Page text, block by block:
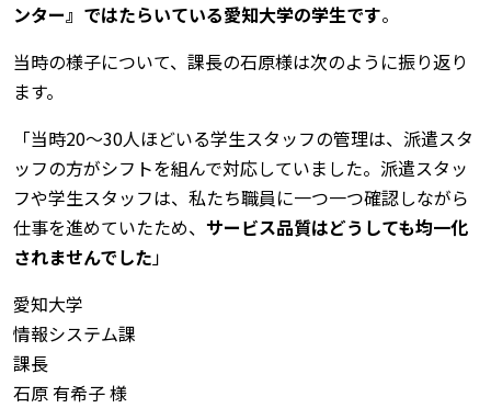
ンター』ではたらいている愛知大学の学生です。
当時の様子について、課長の石原様は次のように振り返り
ます。
「当時20～30人ほどいる学生スタッフの管理は、派遣スタ
ッフの方がシフトを組んで対応していました。派遣スタッ
フや学生スタッフは、私たち職員に一つ一つ確認しながら
仕事を進めていたため、 サービス品質はどうしても均一化
されませんでした」
愛知大学
情報システム課
課長
石原 有希子 様